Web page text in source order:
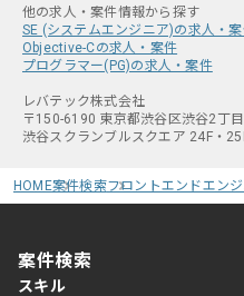
SE (システムエンジニア)の求人・
Objective-Cの求人・案件
プログラマー(PG)の求人・案件
レバテック株式会社
〒150-6190 東京都渋谷区渋谷2丁
渋谷スクランブルスクエア 24F・
HOME案件検索フロントエンドエン
案件検索
スキル